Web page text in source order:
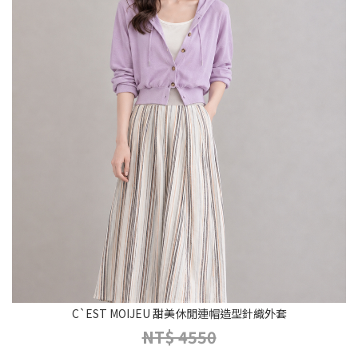
C`EST MOIJEU 甜美休閒連帽造型針織外套
NT$ 4550